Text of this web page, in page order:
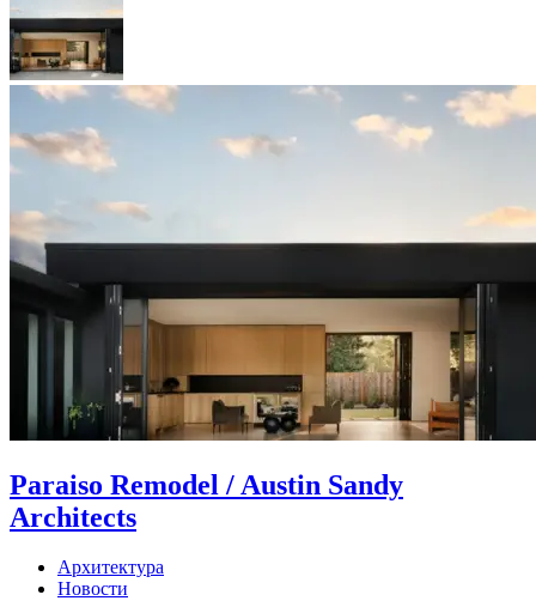
Paraiso Remodel / Austin Sandy
Architects
Архитектура
Новости